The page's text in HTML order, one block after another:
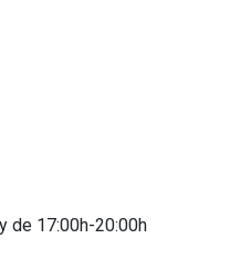
de 17:00h-20:00h